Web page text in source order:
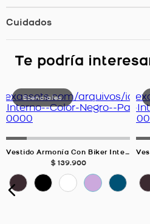
Cuidados
Te podría
Vestido Armonía Con Biker Interno, Color Negro Para Mujer
$ 139.900